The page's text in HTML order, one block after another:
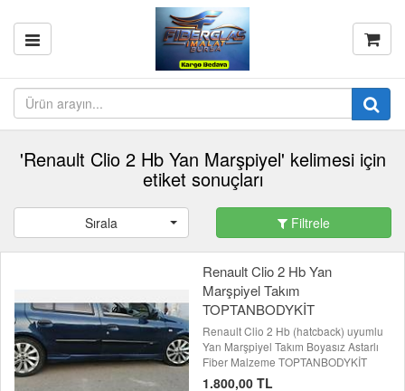
'Renault Clio 2 Hb Yan Marşpiyel' kelimesi için
etiket sonuçları
Sırala Filtrele
Renault Clio 2 Hb Yan
Marşpiyel Takım
TOPTANBODYKİT
Renault Clio 2 Hb (hatcback) uyumlu
Yan Marşpiyel Takım Boyasız Astarlı
Fiber Malzeme TOPTANBODYKİT
1.800,00 TL